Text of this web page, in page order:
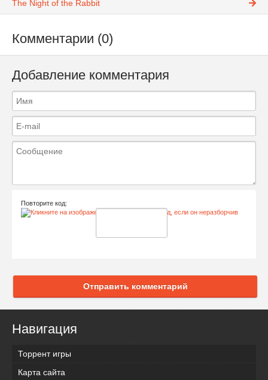
The Night of the Rabbit
Комментарии (0)
Добавление комментария
Повторите код:
Отправить комментарий
Навигация
Торрент игры
Карта сайта